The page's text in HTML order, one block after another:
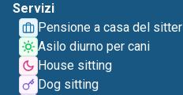
Servizi
Pensione a casa del sitter
Asilo diurno per cani
House sitting
Dog sitting